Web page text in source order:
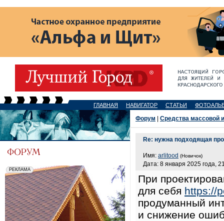
ГЛАВНАЯ НАВИГАТОР СТАТЬИ
Форум Средства массовой
Re: нужна подходящая
Имя: arlitood (Новичок)
Дата: 8 января 2025 года,
При
для себя https://
продуманный
и снижение